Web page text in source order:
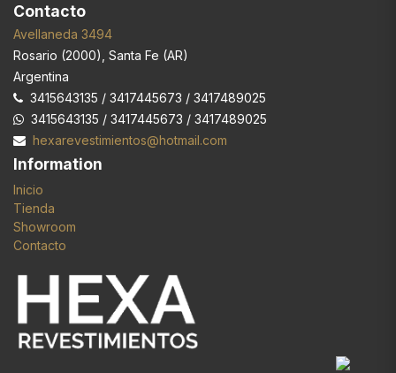
Contacto
Avellaneda 3494
Rosario (2000), Santa Fe (AR)
Argentina
3415643135 / 3417445673 / 3417489025
3415643135 / 3417445673 / 3417489025
hexarevestimientos@hotmail.com
Information
Inicio
Tienda
Showroom
Contacto